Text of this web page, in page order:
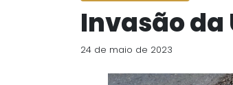
Invasão da
24 de maio de 2023